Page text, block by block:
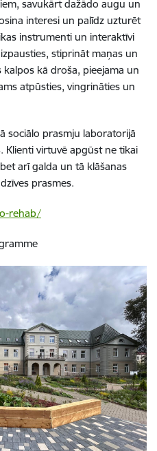
savukārt dažādo augu un
interesi un palīdz uzturēt
instrumenti un interaktīvi
stiprināt maņas un
kā droša, pieejama un
atpūsties, vingrināties un
sociālo prasmju laboratorijā
Klienti virtuvē apgūst ne tikai
arī galda un tā klāšanas
prasmes.
rehab/